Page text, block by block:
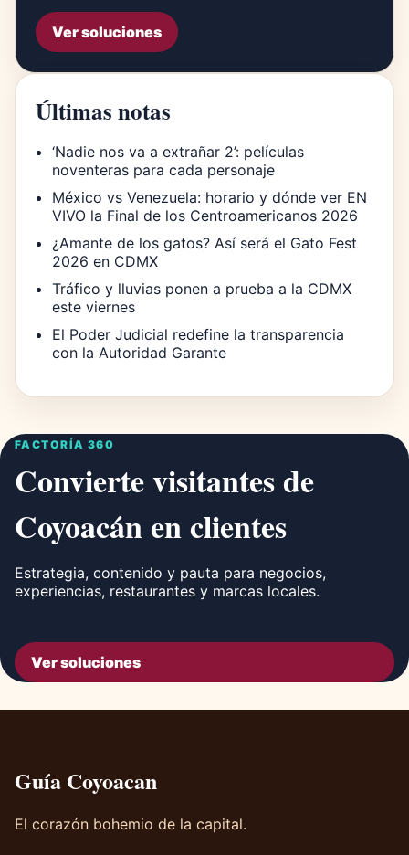
Ver soluciones
Últimas notas
‘Nadie nos va a extrañar 2’: películas
noventeras para cada personaje
México vs Venezuela: horario y dónde ver EN
VIVO la Final de los Centroamericanos 2026
¿Amante de los gatos? Así será el Gato Fest
2026 en CDMX
Tráfico y lluvias ponen a prueba a la CDMX
este viernes
El Poder Judicial redefine la transparencia
con la Autoridad Garante
FACTORÍA 360
Convierte visitantes de
Coyoacán en clientes
Estrategia, contenido y pauta para negocios,
experiencias, restaurantes y marcas locales.
Ver soluciones
Guía Coyoacan
El corazón bohemio de la capital.